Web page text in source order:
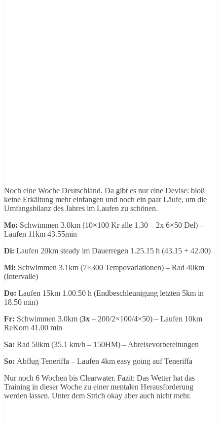
Noch eine Woche Deutschland. Da gibt es nur eine Devise: bloß
keine Erkältung mehr einfangen und noch ein paar Läufe, um die
Umfangsbilanz des Jahres im Laufen zu schönen.
Mo: Schwimmen 3.0km (10×100 Kr alle 1.30 – 2x 6×50 Del) –
Laufen 11km 43.55min
Di: Laufen 20km steady im Dauerregen 1.25.15 h (43.15 + 42.00)
Mi: Schwimmen 3.1km (7×300 Tempovariationen) – Rad 40km
(Intervalle)
Do: Laufen 15km 1.00.50 h (Endbeschleunigung letzten 5km in
18.50 min)
Fr: Schwimmen 3.0km (3x – 200/2×100/4×50) – Laufen 10km
ReKom 41.00 min
Sa: Rad 50km (35.1 km/h – 150HM) – Abreisevorbereitungen
So: Abflug Teneriffa – Laufen 4km easy going auf Teneriffa
Nur noch 6 Wochen bis Clearwater. Fazit: Das Wetter hat das
Training in dieser Woche zu einer mentalen Herausforderung
werden lassen. Unter dem Strich okay aber auch nicht mehr.